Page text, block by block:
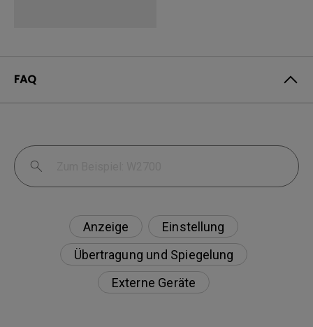
FAQ
Anzeige
Einstellung
Übertragung und Spiegelung
Externe Geräte